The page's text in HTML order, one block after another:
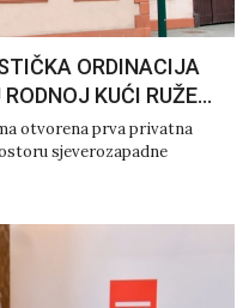
ORDINACIJA
KUĆI RUŽE…
otvorena prva privatna
sjeverozapadne